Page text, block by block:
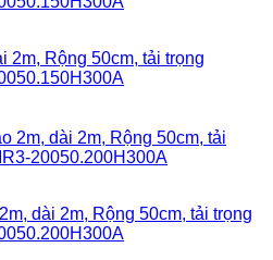
2m, Rộng 50cm, tải trọng
dài 2m, Rộng 50cm, tải trọng